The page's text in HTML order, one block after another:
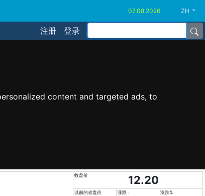
content and targeted ads, to
ZH
注册 登录
收盘价 12.20
以前的收盘价 涨跌： 涨跌%